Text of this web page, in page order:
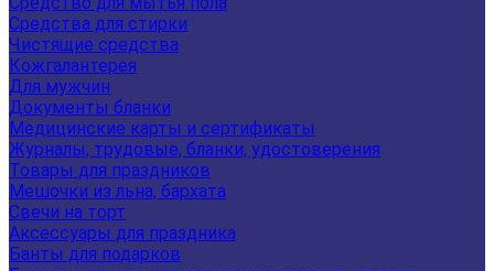
Средства для стирки
Чистящие средства
Кожгалантерея
Для мужчин
Документы бланки
Медицинские карты и сертификаты
Журналы, трудовые, бланки, удостоверения
Товары для праздников
Мешочки из льна, бархата
Свечи на торт
Аксессуары для праздника
Банты для подарков